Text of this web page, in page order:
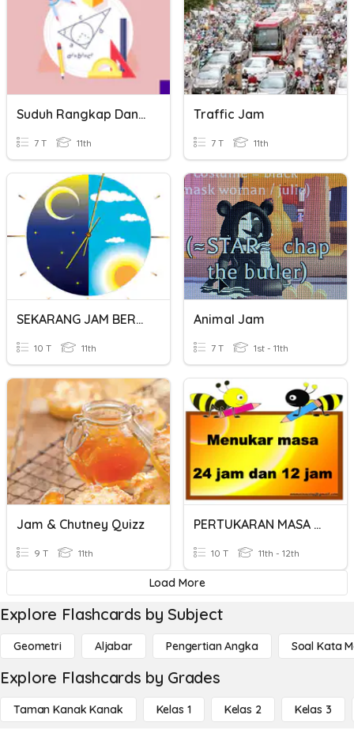
Suduh Rangkap Dan Setengah Sudut
7 T 11th
Traffic Jam
7 T 11th
SEKARANG JAM BERAPA?
10 T 11th
Animal Jam
7 T 1st - 11th
Jam & Chutney Quizz
9 T 11th
PERTUKARAN MASA SISTEM 12 JAM /24 JAM
10 T 11th - 12th
Load More
Explore Flashcards by Subject
Geometri Aljabar Pengertian Angka Soal Kata
Explore Flashcards by Grades
Taman Kanak Kanak Kelas 1 Kelas 2 Kelas 3